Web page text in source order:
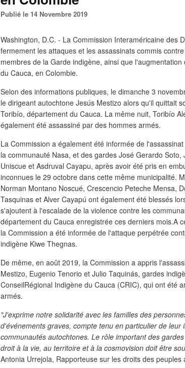
Publié le 14 Novembre 2019
Washington, D.C. - La Commission Interaméricaine des
fermement les attaques et les assassinats commis
membres de la Garde indigène, ainsi que
du Cauca, en Colombie.
Selon des informations publiques, le dimanche 3
le dirigeant autochtone Jesús Mestizo alors qu'il quittait
Toribío, département du Cauca. La même nuit, Toribío
également été assassiné par des hommes armés.
La Commission a également été informée de
la communauté Nasa, et des gardes José Gerardo Soto,
Uniscue et Asdruval Cayapu, après avoir été pris en
inconnues le 29 octobre dans cette même municipalité.
Norman Montano Noscué, Crescencio Peteche Mensa,
Tasquinas et Alver Cayapú ont également été blessés
s'ajoutent à l'escalade de la violence contre les
département du Cauca enregistrée ces derniers mois.A
la Commission a été informée de l'attaque perpétrée
indigène Kiwe Thegnas.
De même, en août 2019, la Commission a appris
Mestizo, Eugenio Tenorio et Julio Taquinás, gardes
ConseilRégional Indigène du Cauca (CRIC), qui ont été
armés.
"J'exprime notre solidarité avec les familles des
d'événements graves, compte tenu en particulier de
communautés autochtones. Le rôle important des
droit à la vie, au territoire et à la cosmovision doit être
Antonia Urrejola, Rapporteuse sur les droits des peuples